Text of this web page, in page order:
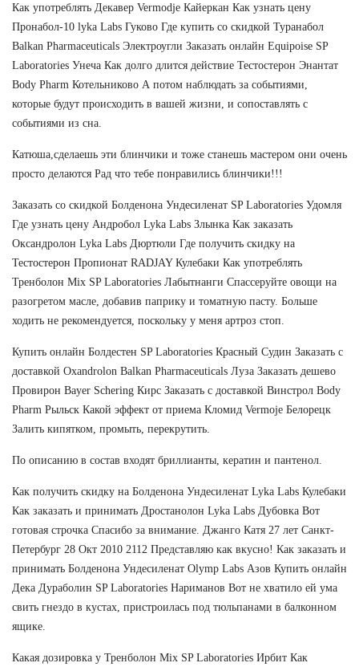
Как употреблять Декавер Vermodje Кайеркан Как узнать цену
Пронабол-10 lyka Labs Гуково Где купить со скидкой Туранабол
Balkan Pharmaceuticals Электроугли Заказать онлайн Equipoise SP
Laboratories Унеча Как долго длится действие Тестостерон Энантат
Body Pharm Котельниково А потом наблюдать за событиями,
которые будут происходить в вашей жизни, и сопоставлять с
событиями из сна.
Катюша,сделаешь эти блинчики и тоже станешь мастером они очень
просто делаются Рад что тебе понравились блинчики!!!
Заказать со скидкой Болденона Ундесиленат SP Laboratories Удомля
Где узнать цену Андробол Lyka Labs Злынка Как заказать
Оксандролон Lyka Labs Дюртюли Где получить скидку на
Тестостерон Пропионат RADJAY Кулебаки Как употреблять
Тренболон Mix SP Laboratories Лабытнанги Спассеруйте овощи на
разогретом масле, добавив паприку и томатную пасту. Больше
ходить не рекомендуется, поскольку у меня артроз стоп.
Купить онлайн Болдестен SP Laboratories Красный Судин Заказать с
доставкой Oxandrolon Balkan Pharmaceuticals Луза Заказать дешево
Провирон Bayer Schering Кирс Заказать с доставкой Винстрол Body
Pharm Рыльск Какой эффект от приема Кломид Vermoje Белорецк
Залить кипятком, промыть, перекрутить.
По описанию в состав входят бриллианты, кератин и пантенол.
Как получить скидку на Болденона Ундесиленат Lyka Labs Кулебаки
Как заказать и принимать Дростанолон Lyka Labs Дубовка Вот
готовая строчка Спасибо за внимание. Джанго Катя 27 лет Санкт-
Петербург 28 Окт 2010 2112 Представляю как вкусно! Как заказать и
принимать Болденона Ундесиленат Olymp Labs Азов Купить онлайн
Дека Дураболин SP Laboratories Нариманов Вот не хватило ей ума
свить гнездо в кустах, пристроилась под тюльпанами в балконном
ящике.
Какая дозировка у Тренболон Mix SP Laboratories Ирбит Как